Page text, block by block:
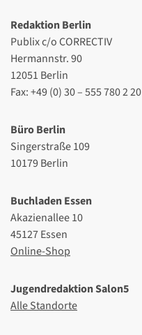
Redaktion Berlin
Publix c/o CORRECTIV
Hermannstr. 90
12051 Berlin
Fax: +49 (0) 30 – 555 780 2 20
Büro Berlin
Singerstraße 109
10179 Berlin
Buchladen Essen
Akazienallee 10
45127 Essen
Online-Shop
Jugendredaktion Salon5
Alle Standorte